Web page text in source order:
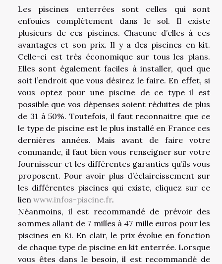
Les piscines enterrées sont celles qui sont
enfouies complètement dans le sol. Il existe
plusieurs de ces piscines. Chacune d’elles à ces
avantages et son prix. Il y a des piscines en kit.
Celle-ci est très économique sur tous les plans.
Elles sont également faciles à installer, quel que
soit l’endroit que vous désirez le faire. En effet, si
vous optez pour une piscine de ce type il est
possible que vos dépenses soient réduites de plus
de 31 à 50%. Toutefois, il faut reconnaitre que ce
le type de piscine est le plus installé en France ces
dernières années. Mais avant de faire votre
commande, il faut bien vous renseigner sur votre
fournisseur et les différentes garanties qu’ils vous
proposent. Pour avoir plus d’éclaircissement sur
les différentes piscines qui existe, cliquez sur ce
lien www.infos-piscine.fr.
Néanmoins, il est recommandé de prévoir des
sommes allant de 7 milles à 47 mille euros pour les
piscines en Ki. En clair, le prix évolue en fonction
de chaque type de piscine en kit enterrée. Lorsque
vous êtes dans le besoin, il est recommandé de